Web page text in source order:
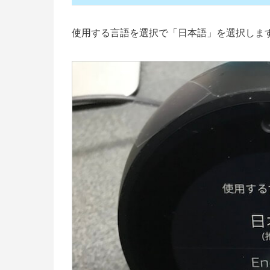
使用する言語を選択で「日本語」を選択しま